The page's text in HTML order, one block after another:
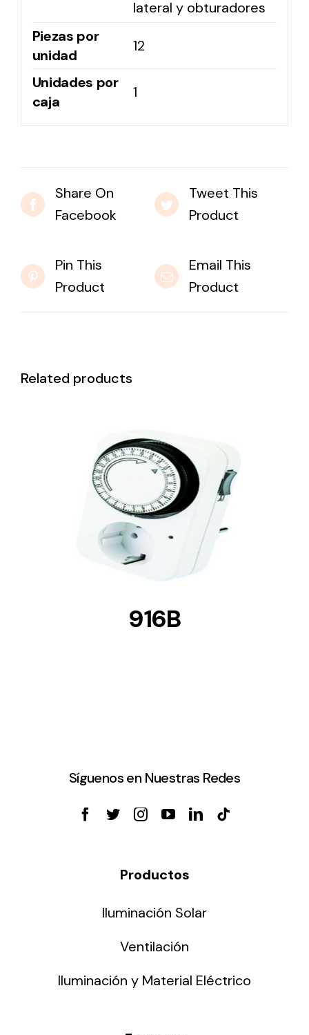
lateral y obturadores
Piezas por
unidad
12
Unidades por
caja
1
Share On
Facebook
Tweet This
Product
Pin This
Product
Email This
Product
Related products
DETAILS
916B
Síguenos en Nuestras Redes
Productos
Iluminación Solar
Ventilación
Iluminación y Material Eléctrico